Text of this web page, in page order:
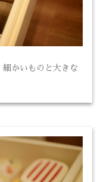
かいものと大きな